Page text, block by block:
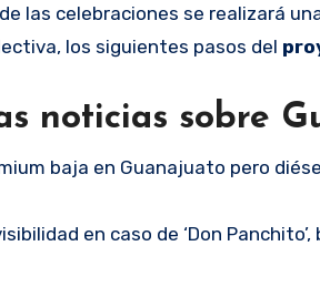
las celebraciones se realizará
los siguientes pasos del
noticias sobre
baja en Guanajuato pero
en caso de ‘Don